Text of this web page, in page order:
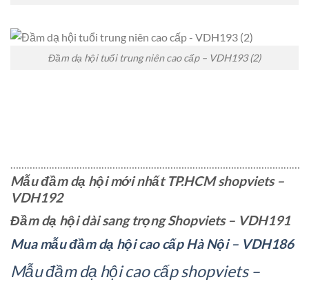
Đầm dạ hội tuổi trung niên cao cấp – VDH193 (2)
Mẫu đầm dạ hội mới nhất TP.HCM shopviets –
VDH192
Đầm dạ hội dài sang trọng Shopviets – VDH191
Mua mẫu đầm dạ hội cao cấp Hà Nội – VDH186
Mẫu đầm dạ hội cao cấp shopviets –